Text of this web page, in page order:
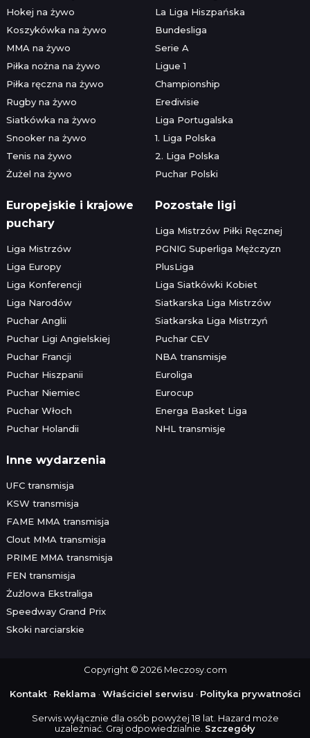
Hokej na żywo
Koszykówka na żywo
MMA na żywo
Piłka nożna na żywo
Piłka ręczna na żywo
Rugby na żywo
Siatkówka na żywo
Snooker na żywo
Tenis na żywo
Żużel na żywo
La Liga Hiszpańska
Bundesliga
Serie A
Ligue 1
Championship
Eredivisie
Liga Portugalska
1. Liga Polska
2. Liga Polska
Puchar Polski
Europejskie i krajowe
puchary
Liga Mistrzów
Liga Europy
Liga Konferencji
Liga Narodów
Puchar Anglii
Puchar Ligi Angielskiej
Puchar Francji
Puchar Hiszpanii
Puchar Niemiec
Puchar Włoch
Puchar Holandii
Pozostałe ligi
Liga Mistrzów Piłki Ręcznej
PGNIG Superliga Mężczyzn
PlusLiga
Liga Siatkówki Kobiet
Siatkarska Liga Mistrzów
Siatkarska Liga Mistrzyń
Puchar CEV
NBA transmisje
Euroliga
Eurocup
Energa Basket Liga
NHL transmisje
Inne wydarzenia
UFC transmisja
KSW transmisja
FAME MMA transmisja
Clout MMA transmisja
PRIME MMA transmisja
FEN transmisja
Żużlowa Ekstraliga
Speedway Grand Prix
Skoki narciarskie
Copyright © 2026 Meczosy.com
Kontakt· Reklama · Właściciel serwisu · Polityka prywatności
Serwis wyłącznie dla osób powyżej 18 lat. Hazard może
uzależniać. Graj odpowiedzialnie. Szczegóły